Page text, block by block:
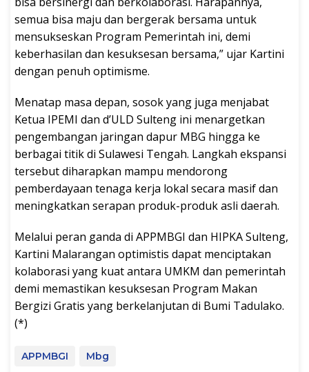
semua bisa maju dan bergerak bersama untuk
mensukseskan Program Pemerintah ini, demi
keberhasilan dan kesuksesan bersama,” ujar Kartini
dengan penuh optimisme.
Menatap masa depan, sosok yang juga menjabat
Ketua IPEMI dan d’ULD Sulteng ini menargetkan
pengembangan jaringan dapur MBG hingga ke
berbagai titik di Sulawesi Tengah. Langkah ekspansi
tersebut diharapkan mampu mendorong
pemberdayaan tenaga kerja lokal secara masif dan
meningkatkan serapan produk-produk asli daerah.
Melalui peran ganda di APPMBGI dan HIPKA Sulteng,
Kartini Malarangan optimistis dapat menciptakan
kolaborasi yang kuat antara UMKM dan pemerintah
demi memastikan kesuksesan Program Makan
Bergizi Gratis yang berkelanjutan di Bumi Tadulako.
(*)
APPMBGI Mbg